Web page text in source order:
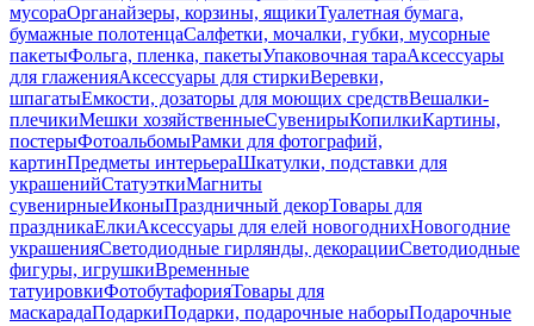
мусораОрганайзеры, корзины, ящикиТуалетная бумага,
бумажные полотенцаСалфетки, мочалки, губки, мусорные
пакетыФольга, пленка, пакетыУпаковочная тараАксессуары
для глаженияАксессуары для стиркиВеревки,
шпагатыЕмкости, дозаторы для моющих средствВешалки-
плечикиМешки хозяйственныеСувенирыКопилкиКартины,
постерыФотоальбомыРамки для фотографий,
картинПредметы интерьераШкатулки, подставки для
украшенийСтатуэткиМагниты
сувенирныеИконыПраздничный декорТовары для
праздникаЕлкиАксессуары для елей новогоднихНовогодние
украшенияСветодиодные гирлянды, декорацииСветодиодные
фигуры, игрушкиВременные
татуировкиФотобутафорияТовары для
маскарадаПодаркиПодарки, подарочные наборыПодарочные